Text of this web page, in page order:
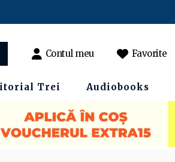
Contul meu Favorite
Trei Audiobooks